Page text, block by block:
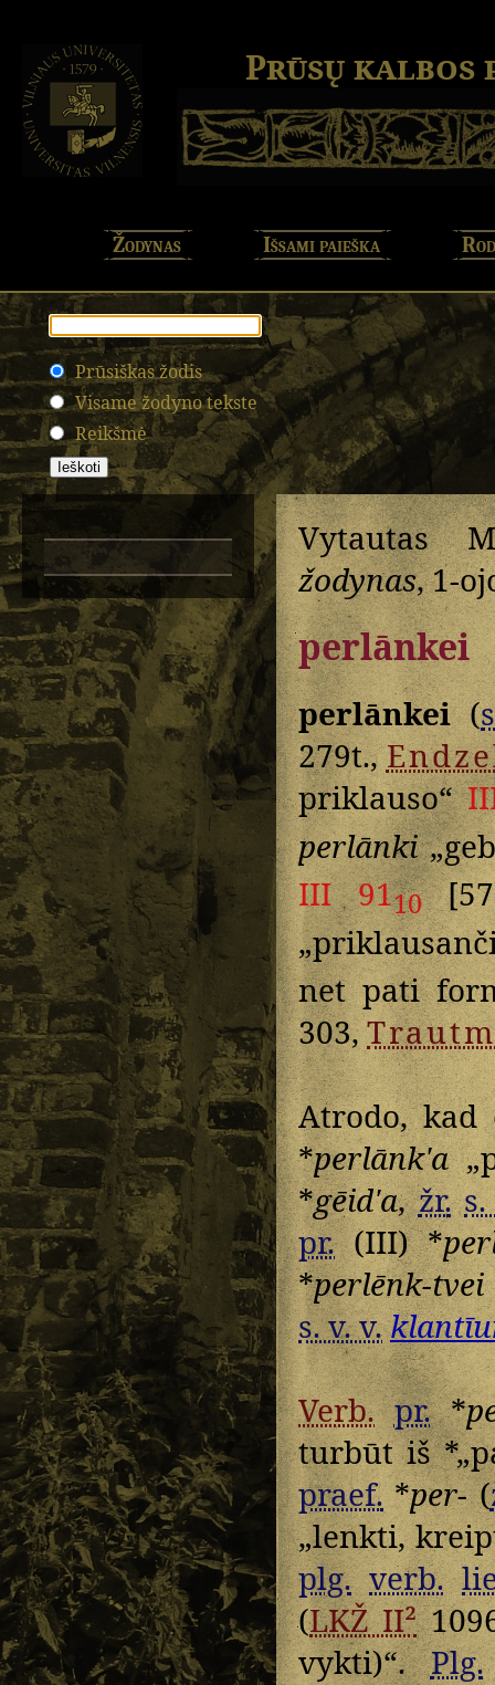
Prūsų kalbos
Žodynas Išsami paieška
Prūsiškas žodis
Visame žodyno tekste
Reikšmė
Vytautas
žodynas, 1-
perlānkei
perlānkei(
279t.,
priklauso“
perlānki
III 9110[57
net pati
303,
Atrodo,
*perlānkʹa
*gēidʹa,žr.
pr.(III) *
*perlēnk-tvei
s. v. v.
Verb. pr.*
turbūt iš
praef.*per-(
„lenkti,
plg. verb.
(LKŽ II²
vykti)“.Plg.